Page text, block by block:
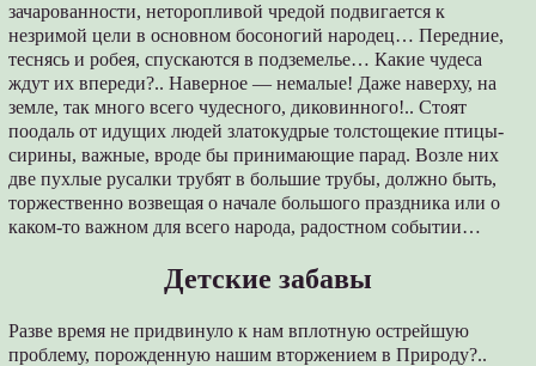
зачарованности, неторопливой чредой подвигается к
незримой цели в основном босоногий народец… Передние,
теснясь и ро­бея, спускаются в подземелье… Какие чудеса
ждут их впере­ди?.. Наверное — немалые! Даже наверху, на
земле, так мно­го всего чудесного, диковинного!.. Стоят
поодаль от идущих людей златокудрые толстощекие птицы-
сирины, важные, вроде бы принимающие парад. Возле них
две пухлые русалки тру­бят в большие трубы, должно быть,
торжественно возвещая о начале большого праздника или о
каком-то важном для всего народа, радостном событии…
Детские забавы
Разве время не придвинуло к нам вплотную острейшую
проблему, порожденную нашим вторжением в Природу?..